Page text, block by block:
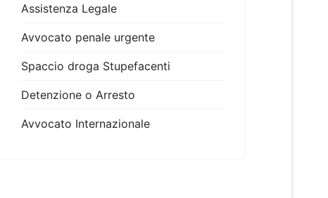
Assistenza Legale
Avvocato penale urgente
Spaccio droga Stupefacenti
Detenzione o Arresto
Avvocato Internazionale